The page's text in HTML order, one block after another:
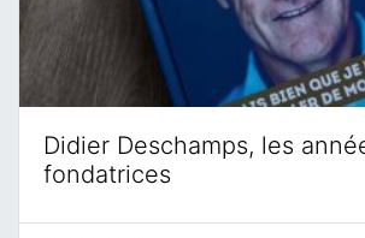
Didier Deschamps, les
fondatrices